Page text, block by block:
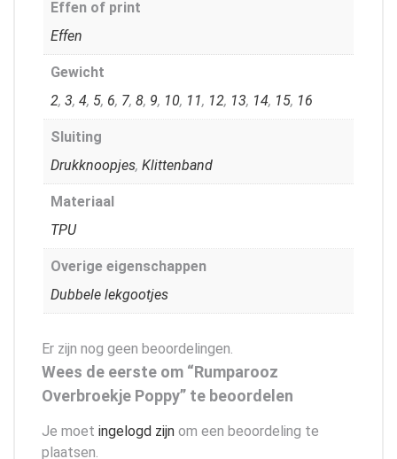
Effen of print
Effen
Gewicht
2, 3, 4, 5, 6, 7, 8, 9, 10, 11, 12, 13, 14, 15, 16
Sluiting
Drukknoopjes, Klittenband
Materiaal
TPU
Overige eigenschappen
Dubbele lekgootjes
Er zijn nog geen beoordelingen.
Wees de eerste om “Rumparooz
Overbroekje Poppy” te beoordelen
Je moet ingelogd zijn om een beoordeling te
plaatsen.